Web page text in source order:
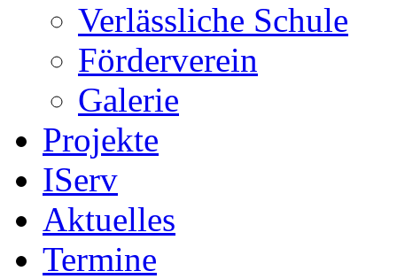
Verlässliche Schule
Förderverein
Galerie
Projekte
IServ
Aktuelles
Termine